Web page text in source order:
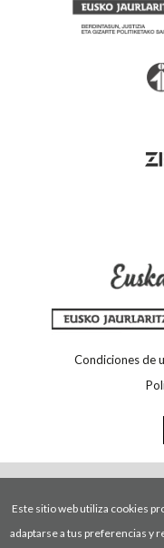
Condiciones de
Este sitio web utiliza cookies
adaptarse a tus preferencias y